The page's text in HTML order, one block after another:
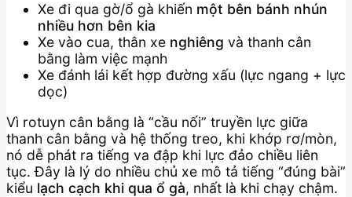
Xe đi qua gờ/ổ gà khiến một bên bánh nhún
nhiều hơn bên kia
Xe vào cua, thân xe nghiêng và thanh cân
bằng làm việc mạnh
Xe đánh lái kết hợp đường xấu (lực ngang + lực
dọc)
Vì rotuyn cân bằng là “cầu nối” truyền lực giữa
thanh cân bằng và hệ thống treo, khi khớp rơ/mòn,
nó dễ phát ra tiếng va đập khi lực đảo chiều liên
tục. Đây là lý do nhiều chủ xe mô tả tiếng “đúng bài”
kiểu lạch cạch khi qua ổ gà, nhất là khi chạy chậm.